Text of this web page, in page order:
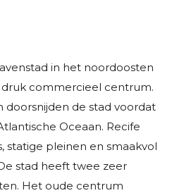
in het noordoosten
commercieel centrum.
doorsnijden de stad voordat
Oceaan. Recife
statige pleinen en smaakvol
stad heeft twee zeer
Het oude centrum